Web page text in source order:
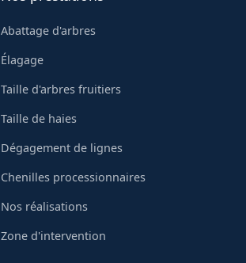
Abattage d'arbres
Élagage
Taille d'arbres fruitiers
Taille de haies
Dégagement de lignes
Chenilles processionnaires
Nos réalisations
Zone d'intervention